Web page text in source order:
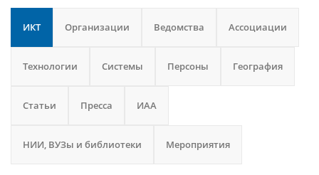
ИКТ Организации Ведомства Ассоциации
Технологии Системы Персоны География
Статьи Пресса ИАА
НИИ, ВУЗы и библиотеки Мероприятия